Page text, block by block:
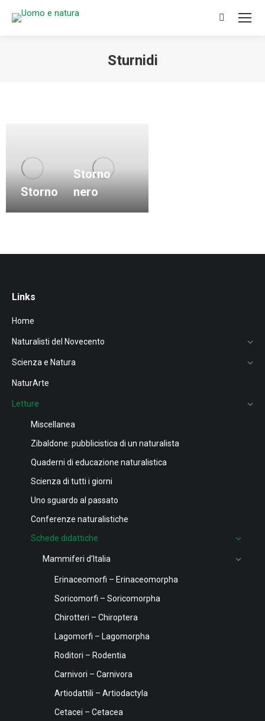
Search:
Sturnidi
Storno
Storno
nero
Links
Home
Naturalisti del Novecento
Scienza e Natura
NaturArte
Letture
Miscellanea
Zibaldone: pubblicistica di un naturalista
Quaderni di educazione naturalistica
Scienza di tutti i giorni
Uno sguardo al passato
Conferenze naturalistiche
Schede didattiche
Mammiferi d’Italia
Erinaceomorfi – Erinaceomorpha
Soricomorfi – Soricomorpha
Chirotteri – Chiroptera
Lagomorfi – Lagomorpha
Roditori – Rodentia
Carnivori – Carnivora
Artiodattili – Artiodactyla
Cetacei – Cetacea